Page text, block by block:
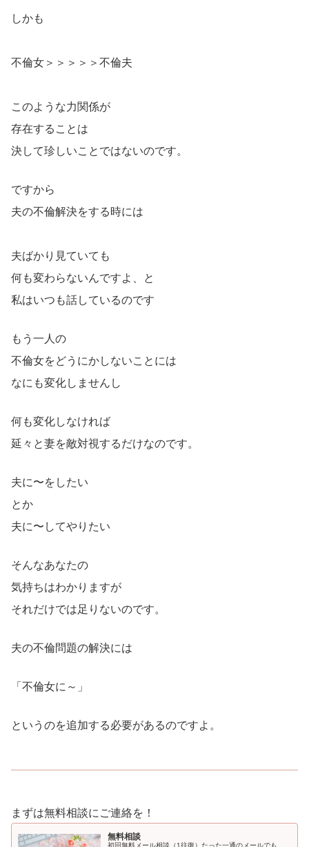
しかも
不倫女＞＞＞＞＞不倫夫
このような力関係が
存在することは
決して珍しいことではないのです。
ですから
夫の不倫解決をする時には
夫ばかり見ていても
何も変わらないんですよ、と
私はいつも話しているのです
もう一人の
不倫女をどうにかしないことには
なにも変化しませんし
何も変化しなければ
延々と妻を敵対視するだけなのです。
夫に〜をしたい
とか
夫に〜してやりたい
そんなあなたの
気持ちはわかりますが
それだけでは足りないのです。
夫の不倫問題の解決には
「不倫女に～」
というのを追加する必要があるのですよ。
まずは無料相談にご連絡を！
無料相談